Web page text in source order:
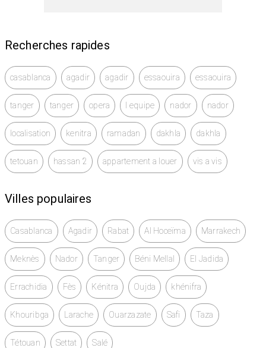
Recherches rapides
casablanca agadir agadir essaouira essaouira
tanger tanger opera l equipe nador nador
localisation kenitra ramadan dakhla dakhla
tetouan hassan 2 appartement a louer vis a vis
Villes populaires
Casablanca Agadir Rabat Al Hoceïma Marrakech
Meknès Nador Tanger Béni Mellal El Jadida
Errachidia Fès Kénitra Oujda khénifra
Khouribga Larache Ouarzazate Safi Taza
Tétouan Settat Salé